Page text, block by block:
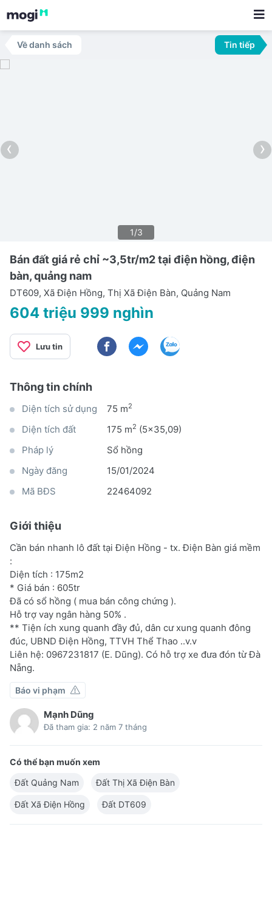
Về danh sách Tin tiếp
‹ ›
1/3
Bán đất giá rẻ chỉ ~3,5tr/m2 tại điện hồng, điện
bàn, quảng nam
DT609, Xã Điện Hồng, Thị Xã Điện Bàn, Quảng Nam
604 triệu 999 nghìn
Lưu tin
Thông tin chính
Diện tích sử dụng 75 m2
Diện tích đất 175 m2 (5x35,09)
Pháp lý
Sổ hồng
Ngày đăng
15/01/2024
Mã BĐS
22464092
Giới thiệu
Cần bán nhanh lô đất tại Điện Hồng - tx. Điện Bàn giá mềm
:
Diện tích : 175m2
* Giá bán : 605tr
Đã có sổ hồng ( mua bán công chứng ).
Hỗ trợ vay ngân hàng 50% .
** Tiện ích xung quanh đầy đủ, dân cư xung quanh đông
đúc, UBND Điện Hồng, TTVH Thể Thao ..v.v
Liên hệ: 0967231817 (E. Dũng). Có hỗ trợ xe đưa đón từ Đà
Nẵng.
Báo vi phạm
Mạnh Dũng
Đã tham gia: 2 năm 7 tháng
Có thể bạn muốn xem
Đất Quảng Nam
Đất Thị Xã Điện Bàn
Đất Xã Điện Hồng Đất DT609